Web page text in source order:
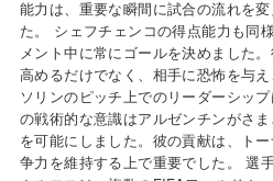
能力は、重要な瞬間に試合の流れを
た。 シェフチェンコの得点能力も同
メント中に常にゴールを決めました
高めるだけでなく、相手に恐怖を与え
ソリンのピッチ上でのリーダーシッ
の戦術的な意識はアルゼンチンがさ
を可能にしました。彼の貢献は、ト
争力を維持する上で重要でした。 選